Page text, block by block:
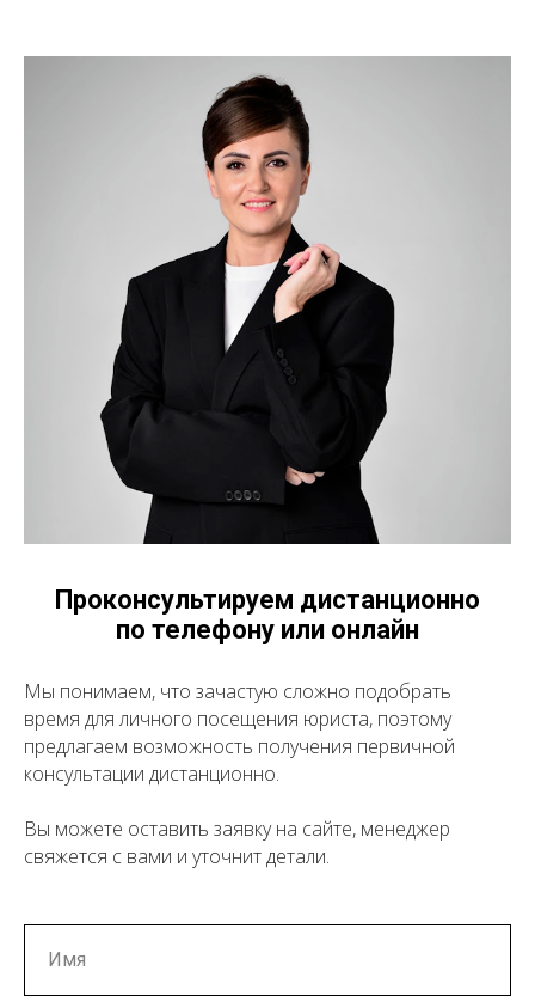
Проконсультируем дистанционно
по телефону или онлайн
Мы понимаем, что зачастую сложно подобрать
время для личного посещения юриста, поэтому
предлагаем возможность получения первичной
консультации дистанционно.
Вы можете оставить заявку на сайте, менеджер
свяжется с вами и уточнит детали.
Имя